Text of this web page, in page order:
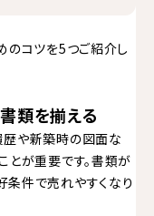
のコツを5つご紹介し
類を揃える
歴や新築時の図面な
とが重要です。書類が
件で売れやすくなり